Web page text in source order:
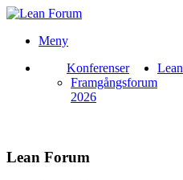
Meny
Konferenser
Framgångsforum
2026
Lean Forum